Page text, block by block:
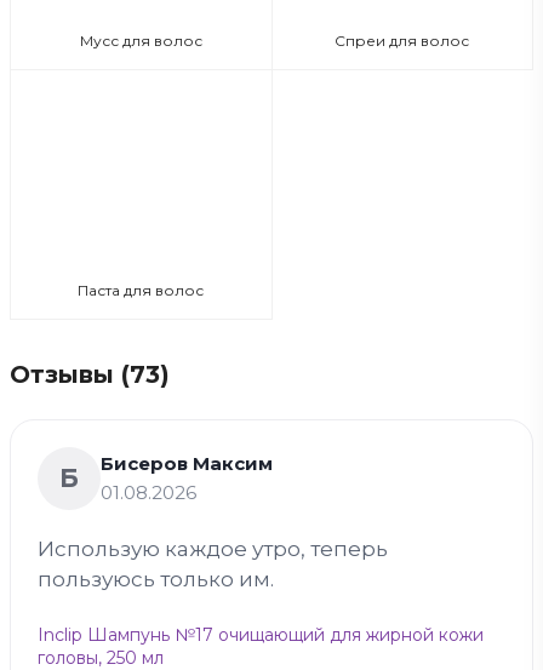
Мусс для волос Спреи для волос
Паста для волос
Отзывы (73)
Б
Бисеров Максим
01.08.2026
Использую каждое утро, теперь
пользуюсь только им.
Inclip Шампунь №17 очищающий для жирной кожи
головы, 250 мл